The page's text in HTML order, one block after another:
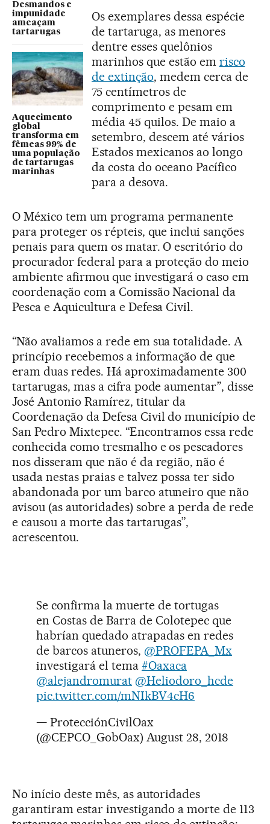
Desmandos e
impunidade
ameaçam
tartarugas
Aquecimento
global
transforma em
fêmeas 99% de
uma população
de tartarugas
marinhas
Os exemplares dessa espécie
de tartaruga, as menores
dentre esses quelônios
marinhos que estão em risco
de extinção, medem cerca de
75 centímetros de
comprimento e pesam em
média 45 quilos. De maio a
setembro, descem até vários
Estados mexicanos ao longo
da costa do oceano Pacífico
para a desova.
O México tem um programa permanente
para proteger os répteis, que inclui sanções
penais para quem os matar. O escritório do
procurador federal para a proteção do meio
ambiente afirmou que investigará o caso em
coordenação com a Comissão Nacional da
Pesca e Aquicultura e Defesa Civil.
“Não avaliamos a rede em sua totalidade. A
princípio recebemos a informação de que
eram duas redes. Há aproximadamente 300
tartarugas, mas a cifra pode aumentar”, disse
José Antonio Ramírez, titular da
Coordenação da Defesa Civil do município de
San Pedro Mixtepec. “Encontramos essa rede
conhecida como tresmalho e os pescadores
nos disseram que não é da região, não é
usada nestas praias e talvez possa ter sido
abandonada por um barco atuneiro que não
avisou (as autoridades) sobre a perda de rede
e causou a morte das tartarugas”,
acrescentou.
Se confirma la muerte de tortugas
en Costas de Barra de Colotepec que
habrían quedado atrapadas en redes
de barcos atuneros, @PROFEPA_Mx
investigará el tema #Oaxaca
@alejandromurat @Heliodoro_hcde
pic.twitter.com/mNIkBV4cH6
— ProtecciónCivilOax
(@CEPCO_GobOax) August 28, 2018
No início deste mês, as autoridades
garantiram estar investigando a morte de 113